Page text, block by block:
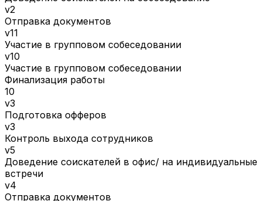
v2
Отправка документов
v11
Участие в групповом собеседовании
v10
Участие в групповом собеседовании
Финализация работы
10
v3
Подготовка офферов
v3
Контроль выхода сотрудников
v5
Доведение соискателей в офис/ на индивидуальные
встречи
v4
Отправка документов